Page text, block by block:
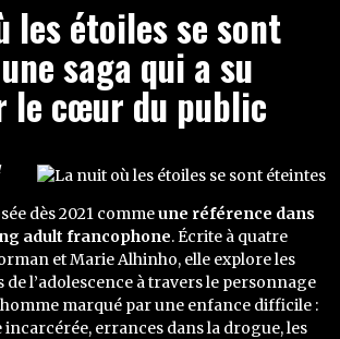
les étoiles se sont
saga qui a su
le cœur du public
dès 2021 commeune référence dans
adult francophone. Écrite à quatre
et Marie Alhinho, elle explore les
de l’adolescence à travers le personnage
marqué par une enfance difficile :
incarcérée, errances dans la drogue, les